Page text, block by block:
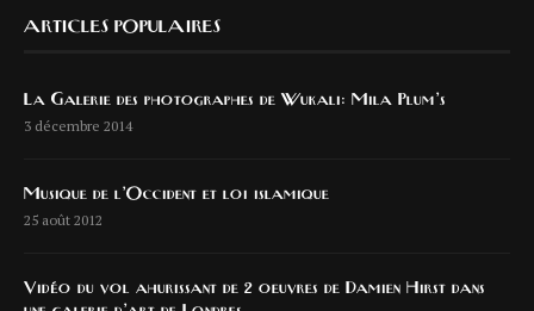
ARTICLES POPULAIRES
La Galerie des photographes de Wukali: Mila Plum’s
3 décembre 2014
Musique de l’Occident et loi islamique
25 août 2012
Vidéo du vol ahurissant de 2 oeuvres de Damien Hirst dans